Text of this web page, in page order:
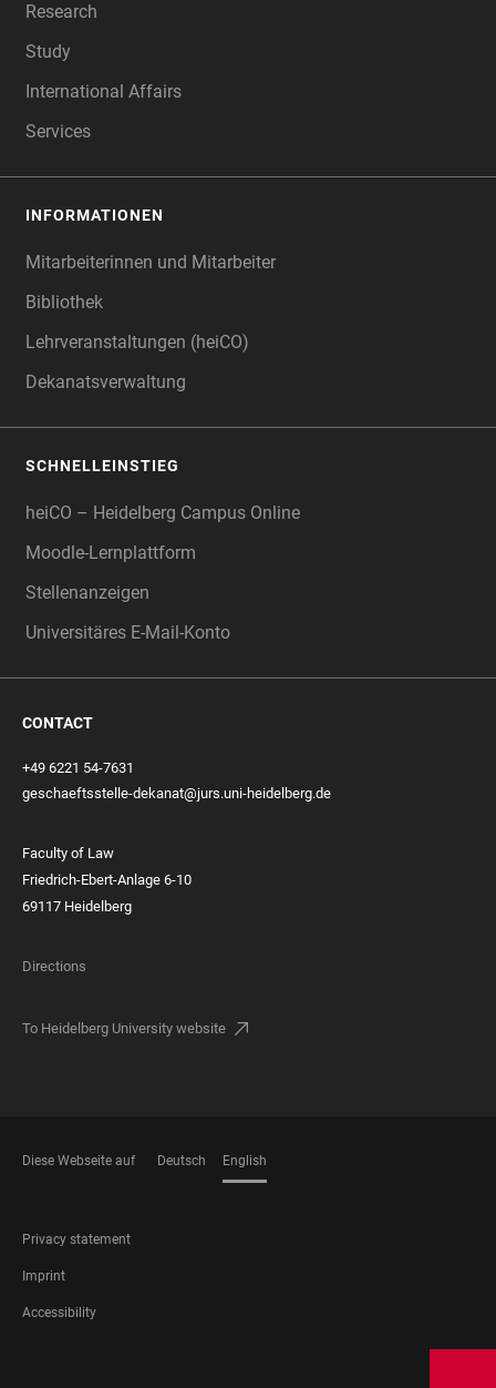
Research
Study
International Affairs
Services
INFORMATIONEN
Mitarbeiterinnen und Mitarbeiter
Bibliothek
Lehrveranstaltungen (heiCO)
Dekanatsverwaltung
SCHNELLEINSTIEG
heiCO – Heidelberg Campus Online
Moodle-Lernplattform
Stellenanzeigen
Universitäres E-Mail-Konto
CONTACT
+49 6221 54-7631
geschaeftsstelle-dekanat@jurs.uni-heidelberg.de
Faculty of Law
Friedrich-Ebert-Anlage 6-10
69117 Heidelberg
Directions
To Heidelberg University website
Diese Webseite auf Deutsch English
FOOTER
LEGAL
Privacy statement
Imprint
Accessibility